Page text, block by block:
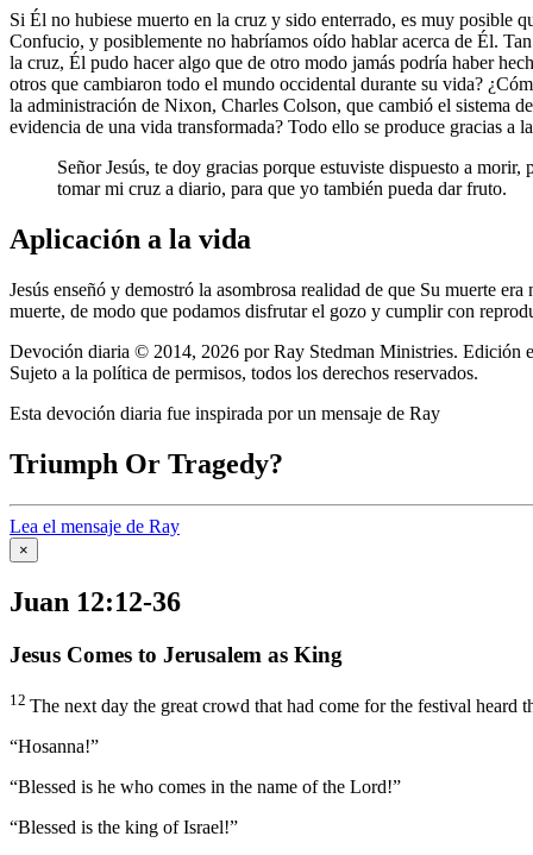
Si Él no hubiese muerto en la cruz y sido enterrado, es muy posible
Confucio, y posiblemente no habríamos oído hablar acerca de Él.
la cruz, Él pudo hacer algo que de otro modo jamás podría haber
otros que cambiaron todo el mundo occidental durante su vida?
la administración de Nixon, Charles Colson, que cambió el sistema
evidencia de una vida transformada? Todo ello se produce gracias
Señor Jesús, te doy gracias porque estuviste dispuesto a
tomar mi cruz a diario, para que yo también pueda dar fruto.
Aplicación a la vida
Jesús enseñó y demostró la asombrosa realidad de que Su muerte
muerte, de modo que podamos disfrutar el gozo y cumplir con
Devoción diaria © 2014, 2026 por Ray Stedman Ministries. Edición
Sujeto a la política de permisos, todos los derechos reservados.
Esta devoción diaria fue inspirada por un mensaje de Ray
Triumph Or Tragedy?
Lea el mensaje de Ray
×
Juan 12:12-36
Jesus Comes to Jerusalem as King
12 The next day the great crowd that had come for the festival heard
“Hosanna!”
“Blessed is he who comes in the name of the Lord!”
“Blessed is the king of Israel!”